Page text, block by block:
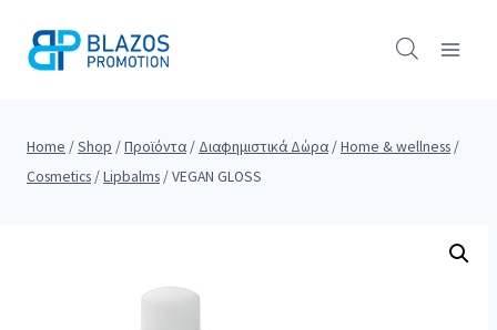
Home /Shop /Προϊόντα / Διαφημιστικά Δώρα /Home & wellness /
Cosmetics /Lipbalms /VEGAN GLOSS